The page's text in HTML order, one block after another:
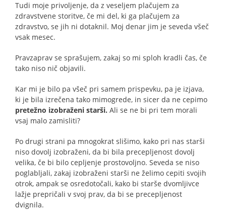
Tudi moje privoljenje, da z veseljem plačujem za
zdravstvene storitve, če mi del, ki ga plačujem za
zdravstvo, se jih ni dotaknil. Moj denar jim je seveda všeč
vsak mesec.
Pravzaprav se sprašujem, zakaj so mi sploh kradli čas, če
tako niso nič objavili.
Kar mi je bilo pa všeč pri samem prispevku, pa je izjava,
ki je bila izrečena tako mimogrede, in sicer da ne cepimo
pretežno izobraženi starši. Ali se ne bi pri tem morali
vsaj malo zamisliti?
Po drugi strani pa mnogokrat slišimo, kako pri nas starši
niso dovolj izobraženi, da bi bila precepljenost dovolj
velika, če bi bilo cepljenje prostovoljno. Seveda se niso
poglabljali, zakaj izobraženi starši ne želimo cepiti svojih
otrok, ampak se osredotočali, kako bi starše dvomljivce
lažje prepričali v svoj prav, da bi se precepljenost
dvignila.